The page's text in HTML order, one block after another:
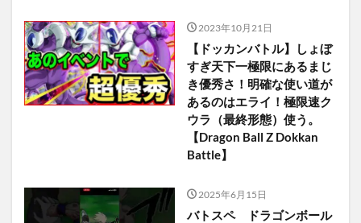
2023年10月21日
【ドッカンバトル】しょぼ
すぎ天下一極限にあるまじ
き優秀さ！明確な使い道が
あるのはエライ！極限速ク
ウラ（最終形態）使う。
【Dragon Ball Z Dokkan
Battle】
2025年6月15日
バトスペ ドラゴンボール